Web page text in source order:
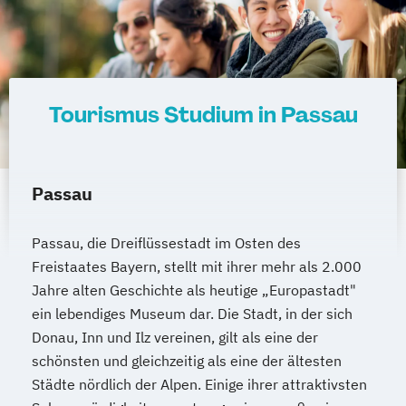
Tourismus Studium in Passau
Passau
Passau, die Dreiflüssestadt im Osten des
Freistaates Bayern, stellt mit ihrer mehr als 2.000
Jahre alten Geschichte als heutige „Europastadt"
ein lebendiges Museum dar. Die Stadt, in der sich
Donau, Inn und Ilz vereinen, gilt als eine der
schönsten und gleichzeitig als eine der ältesten
Städte nördlich der Alpen. Einige ihrer attraktivsten